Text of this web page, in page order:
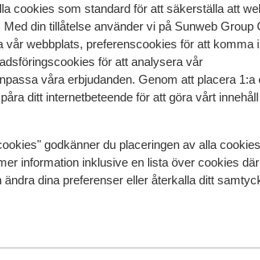
cookies som standard för att säkerställa att
din tillåtelse använder vi på Sunweb Group
vår webbplats, preferenscookies för att komma
för att analysera vår
våra erbjudanden. Genom att placera 1:a
ditt internetbeteende för att göra vårt
godkänner du placeringen av alla
information inklusive en lista över cookies
dina preferenser eller återkalla ditt
av vår produkt.Mer om
Mest bokad av
the location. There was lots of food -
was particularly good, quality of cooked
fine, nothing special. All inclusive during
the location. There was lots of food -
was particularly good, quality of cooked
fine, nothing special. All inclusive during